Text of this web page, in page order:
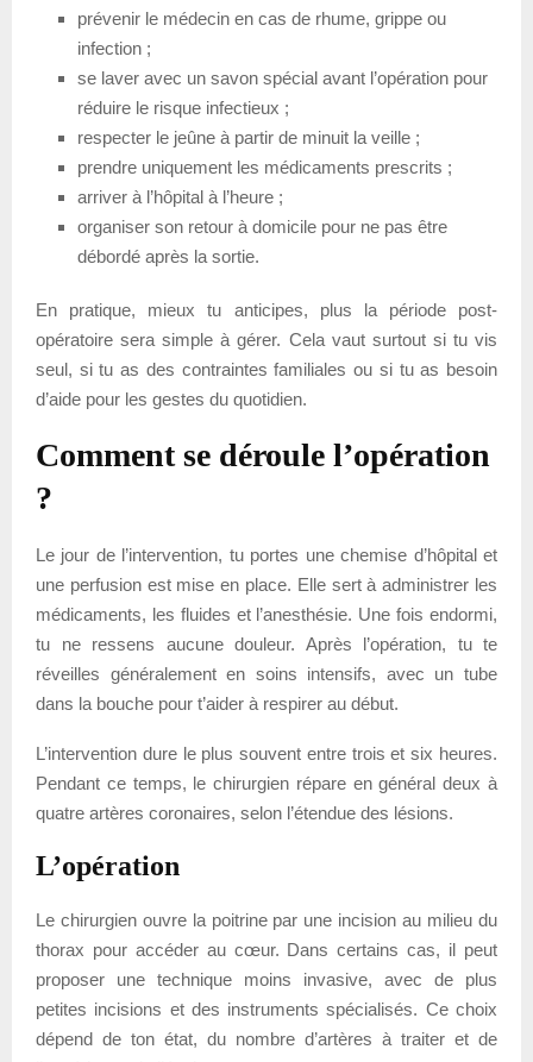
prévenir le médecin en cas de rhume, grippe ou
infection ;
se laver avec un savon spécial avant l’opération pour
réduire le risque infectieux ;
respecter le jeûne à partir de minuit la veille ;
prendre uniquement les médicaments prescrits ;
arriver à l’hôpital à l’heure ;
organiser son retour à domicile pour ne pas être
débordé après la sortie.
En pratique, mieux tu anticipes, plus la période post-
opératoire sera simple à gérer. Cela vaut surtout si tu vis
seul, si tu as des contraintes familiales ou si tu as besoin
d’aide pour les gestes du quotidien.
Comment se déroule l’opération
?
Le jour de l’intervention, tu portes une chemise d’hôpital et
une perfusion est mise en place. Elle sert à administrer les
médicaments, les fluides et l’anesthésie. Une fois endormi,
tu ne ressens aucune douleur. Après l’opération, tu te
réveilles généralement en soins intensifs, avec un tube
dans la bouche pour t’aider à respirer au début.
L’intervention dure le plus souvent entre trois et six heures.
Pendant ce temps, le chirurgien répare en général deux à
quatre artères coronaires, selon l’étendue des lésions.
L’opération
Le chirurgien ouvre la poitrine par une incision au milieu du
thorax pour accéder au cœur. Dans certains cas, il peut
proposer une technique moins invasive, avec de plus
petites incisions et des instruments spécialisés. Ce choix
dépend de ton état, du nombre d’artères à traiter et de